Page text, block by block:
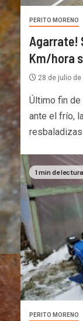
PERITO MORENO
Agarrate!
Km/hora
28 de julio de
Último fin
ante el frío,
resbaladizas
1 min de lectura
PERITO MORENO